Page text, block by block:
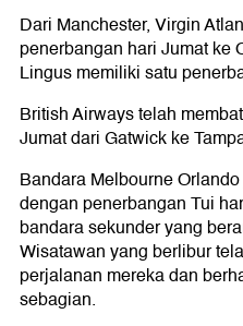
Dari Manchester, Virgin
penerbangan hari Jumat ke
Lingus memiliki satu
British Airways telah
Jumat dari Gatwick ke
Bandara Melbourne
dengan penerbangan Tui
bandara sekunder yang
Wisatawan yang berlibur
perjalanan mereka dan
sebagian.